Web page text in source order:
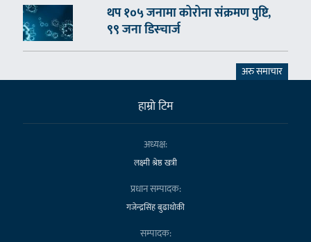
थप १०५ जनामा कोरोना संक्रमण पुष्टि,
९९ जना डिस्चार्ज
अरु समाचार
हाम्राे टिम
अध्यक्ष:
लक्ष्मी श्रेष्ठ खत्री
प्रधान सम्पादक:
गजेन्द्रसिंह बुढाथोकी
सम्पादक: